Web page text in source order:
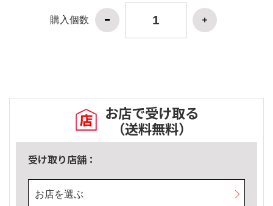
購入個数
お店で受け取る
（送料無料）
受け取り店舗：
お店を選ぶ